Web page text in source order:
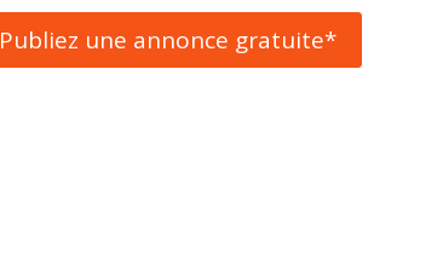
Publiez une annonce gratuite*